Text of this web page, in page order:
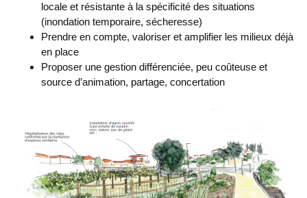
locale et résistante à la spécificité des situations
(inondation temporaire, sécheresse)
Prendre en compte, valoriser et amplifier les milieux déjà
en place
Proposer une gestion différenciée, peu coûteuse et
source d’animation, partage, concertation